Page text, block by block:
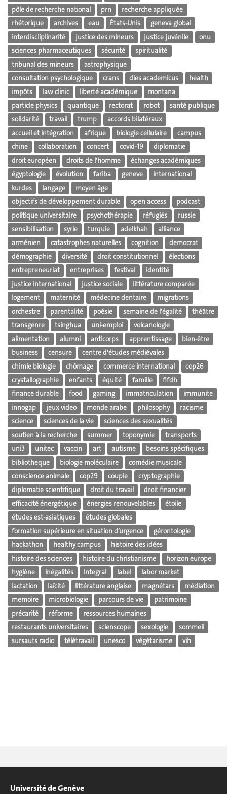
pôle de recherche national prn
recherche appliquée
rhétorique
archives eau États-Unis
geneva global
interdisciiplinarité
justice des mineurs justice juvénile
onu
sciences pharmaceutiques
sécurité
spiritualité
tribunal des mineurs
astrophysique
consultation psychologique
crans dies academicus
health
impôts
law clinic liberté académique
montana
particle physics
quantique rectorat robot
santé publique
solidarité
travail trump
accords bilatéraux
accueil et intégration
afrique biologie cellulaire
campus
chine
collaboration concert covid-19
diplomatie
droit européen
droits de l'homme
échanges académiques
égyptologie
évolution fariba geneve
international
kurdes
langage
moyen âge
objectifs de développement durable
open access
podcast
politique universitaire
psychothérapie réfugiés
russie
sensibilisation
syrie turquie adelkhah
alliance
arménien
catastrophes naturelles cognition
democrat
démographie
diversité droit constitutionnel
élections
entrepreneuriat
entreprises festival
identité
justice international
justice sociale
littérature comparée
logement
maternité médecine dentaire
migrations
orchestre
parentalité poésie semaine de l'égalité
théâtre
transgenre
tsinghua uni-emploi
volcanologie
alimentation
alumni anticorps apprentissage
bien-être
business
censure
centre d'études médiévales
chimie biologie
chômage commerce international
cop26
crystallographie
enfants équité famille
fifdh
finance durable
food gaming immatriculation
immunite
innogap
jeux video monde arabe philosophy
racisme
science
sciences de la vie
sciences des sexualités
soutien à la recherche
summer toponymie
transports
uni3
unitec vaccin art autisme
besoins spécifiques
bibliotheque
biologie moléculaire
comédie musicale
conscience animale
cop29 couple
cryptographie
diplomatie scientifique
droit du travail
droit financier
efficacité énergétique
énergies renouvelables
étoile
études est-asiatiques
études globales
formation supérieure en situation d’urgence
gérontologie
hackathon
healthy campus
histoire des idées
histoire des sciences
histoire du christianisme
horizon europe
hygiène
inégalités Integral label
labor market
lactation
laïcité littérature anglaise magnétars
médiation
memoire
microbiologie parcours de vie
patrimoine
précarité
réforme
ressources humaines
restaurants universitaires
scienscope sexologie
sommeil
sursauts radio
télétravail unesco végétarisme vih
Université de Genève